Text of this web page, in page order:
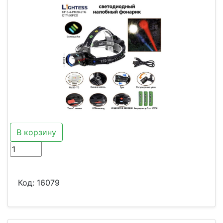
В корзину
Код: 16079